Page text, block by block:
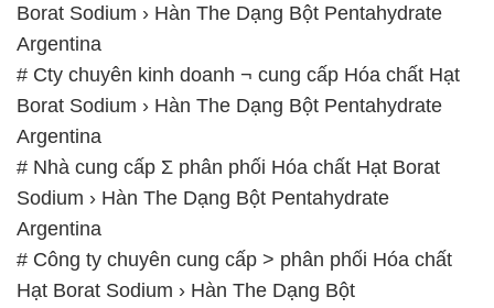
Borat Sodium › Hàn The Dạng Bột Pentahydrate
Argentina
# Cty chuyên kinh doanh ¬ cung cấp Hóa chất Hạt
Borat Sodium › Hàn The Dạng Bột Pentahydrate
Argentina
# Nhà cung cấp Σ phân phối Hóa chất Hạt Borat
Sodium › Hàn The Dạng Bột Pentahydrate
Argentina
# Công ty chuyên cung cấp > phân phối Hóa chất
Hạt Borat Sodium › Hàn The Dạng Bột